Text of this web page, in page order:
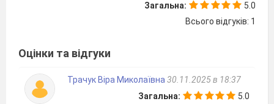
Загальна:
5.0
Всього відгуків: 1
Оцінки та відгуки
Трачук Віра Миколаївна30.11.2025 в 18:37
Загальна:
5.0